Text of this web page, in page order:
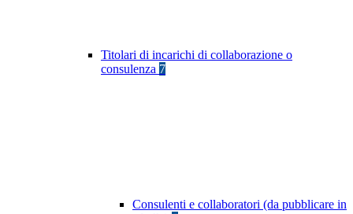
Titolari di incarichi di collaborazione o
consulenza 7
Consulenti e collaboratori (da pubblicare in